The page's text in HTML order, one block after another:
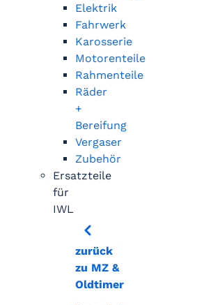
Elektrik
Fahrwerk
Karosserie
Motorenteile
Rahmenteile
Räder
+
Bereifung
Vergaser
Zubehör
Ersatzteile
für
IWL
zurück
zu MZ &
Oldtimer